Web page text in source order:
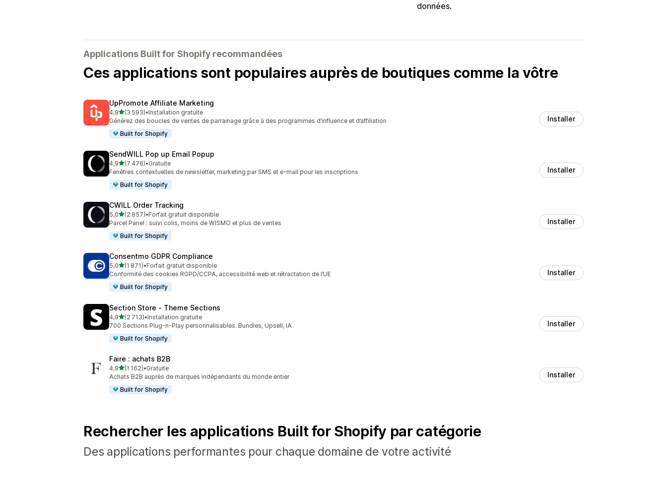
données.
Applications Built for Shopify recommandées
Ces applications sont populaires auprès de boutiques comme la vôtre
UpPromote Affiliate Marketing
4,9étoile(s) sur 5
(3 593)
3593 avis au total
•Installation gratuite
Générez des boucles de ventes de parrainage grâce à des programmes d’influence et d’affiliation
Built for Shopify
Installer
SendWILL Pop up Email Popup
4,9étoile(s) sur 5
(7 476)
7476 avis au total
•Gratuite
Fenêtres contextuelles de newsletter, marketing par SMS et e-mail pour les inscriptions
Built for Shopify
Installer
CWILL Order Tracking
5,0étoile(s) sur 5
(2 857)
2857 avis au total
•Forfait gratuit disponible
Parcel Panel : suivi colis, moins de WISMO et plus de ventes
Built for Shopify
Installer
Consentmo GDPR Compliance
5,0étoile(s) sur 5
(1 871)
1871 avis au total
•Forfait gratuit disponible
Conformité des cookies RGPD/CCPA, accessibilité web et rétractation de l’UE
Built for Shopify
Installer
Section Store ‑ Theme Sections
4,9étoile(s) sur 5
(2 713)
2713 avis au total
•Installation gratuite
700 Sections Plug-n-Play personnalisables. Bundles, Upsell, IA
Built for Shopify
Installer
Faire : achats B2B
4,9étoile(s) sur 5
(1 162)
1162 avis au total
•Gratuite
Achats B2B auprès de marques indépendants du monde entier
Built for Shopify
Installer
Rechercher les applications Built for Shopify par catégorie
Des applications performantes pour chaque domaine de votre activité